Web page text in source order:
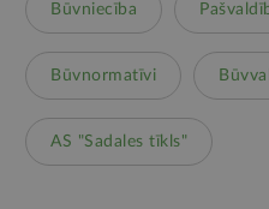
Būvniecība
Būvnormatīvi
AS "Sadales tīkls"